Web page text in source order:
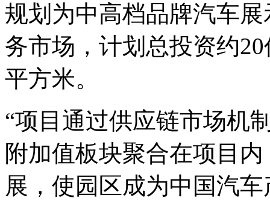
规划为中高档品牌汽车
务市场，计划总投资约
平方米。
“项目通过供应链市场机
附加值板块聚合在项目
展，使园区成为中国汽